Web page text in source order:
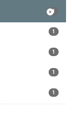
1
1
1
1
1